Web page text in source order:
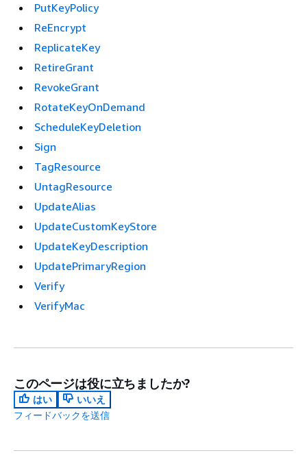
PutKeyPolicy
ReEncrypt
ReplicateKey
RetireGrant
RevokeGrant
RotateKeyOnDemand
ScheduleKeyDeletion
Sign
TagResource
UntagResource
UpdateAlias
UpdateCustomKeyStore
UpdateKeyDescription
UpdatePrimaryRegion
Verify
VerifyMac
このページは役に立ちましたか?
はい
いいえ
フィードバックを送信